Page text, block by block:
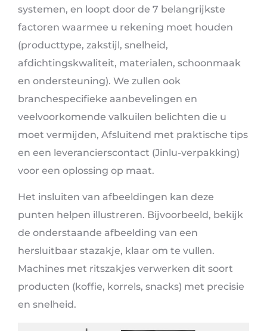
systemen, en loopt door de 7 belangrijkste
factoren waarmee u rekening moet houden
(producttype, zakstijl, snelheid,
afdichtingskwaliteit, materialen, schoonmaak
en ondersteuning). We zullen ook
branchespecifieke aanbevelingen en
veelvoorkomende valkuilen belichten die u
moet vermijden, Afsluitend met praktische tips
en een leverancierscontact (Jinlu-verpakking)
voor een oplossing op maat.
Het insluiten van afbeeldingen kan deze
punten helpen illustreren. Bijvoorbeeld, bekijk
de onderstaande afbeelding van een
hersluitbaar stazakje, klaar om te vullen.
Machines met ritszakjes verwerken dit soort
producten (koffie, korrels, snacks) met precisie
en snelheid.